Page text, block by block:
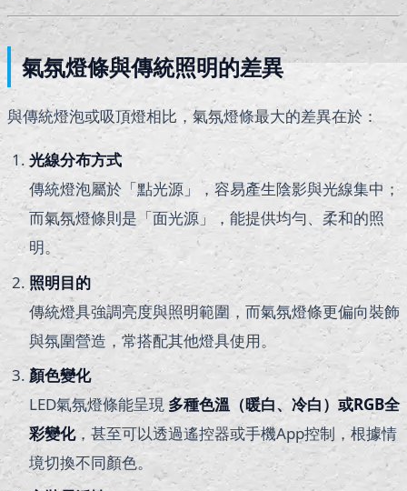
氣氛燈條與傳統照明的差異
與傳統燈泡或吸頂燈相比，氣氛燈條最大的差異在於：
光線分布方式
傳統燈泡屬於「點光源」，容易產生陰影與光線集中；
而氣氛燈條則是「面光源」，能提供均勻、柔和的照
明。
照明目的
傳統燈具強調亮度與照明範圍，而氣氛燈條更偏向裝飾
與氛圍營造，常搭配其他燈具使用。
顏色變化
LED氣氛燈條能呈現多種色溫（暖白、冷白）或RGB全
彩變化，甚至可以透過遙控器或手機App控制，根據情
境切換不同顏色。